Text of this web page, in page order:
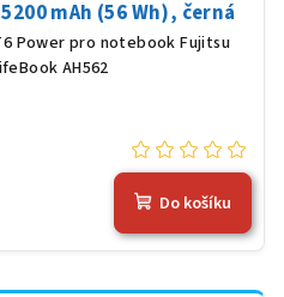
mAh (56 Wh), černá
Power pro notebook Fujitsu
AH562
Do košíku